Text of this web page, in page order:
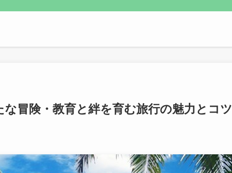
な冒険・教育と絆を育む旅行の魅力とコツ